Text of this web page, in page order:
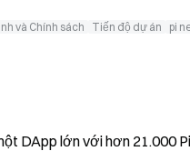
và Chính sách Tiến độ dự án pi
DApp lớn với hơn 21.000